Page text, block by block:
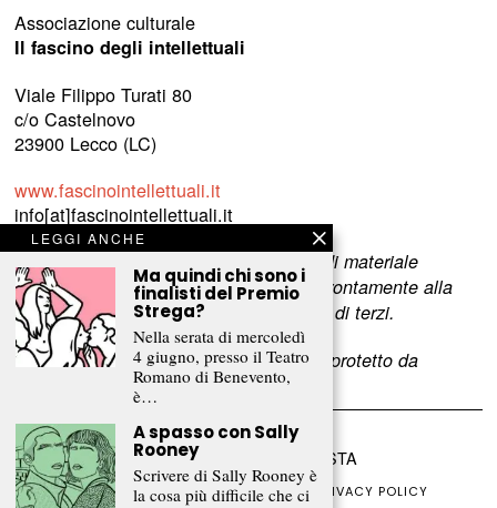
Associazione culturale
Il fascino degli intellettuali
Viale Filippo Turati 80
c/o Castelnovo
23900 Lecco (LC)
www.fascinointellettuali.it
info[at]fascinointellettuali.it
Per segnalare eventuali errori nell’uso di materiale
riservato,
scriveteci e provvederemo prontamente alla
rimozione del materiale lesivo dei diritti di terzi.
L’intero contenuto di questo sito web è protetto da
©2026FRAMMENTI RIVISTA
CHI SIAMO FR CLUB COLLABORA
PRIVACY POLICY
LEGGI ANCHE
Ma quindi chi sono i
finalisti del Premio
Strega?
Nella serata di mercoledì
4 giugno, presso il Teatro
Romano di Benevento,
è…
A spasso con Sally
Rooney
Scrivere di Sally Rooney è
la cosa più difficile che ci